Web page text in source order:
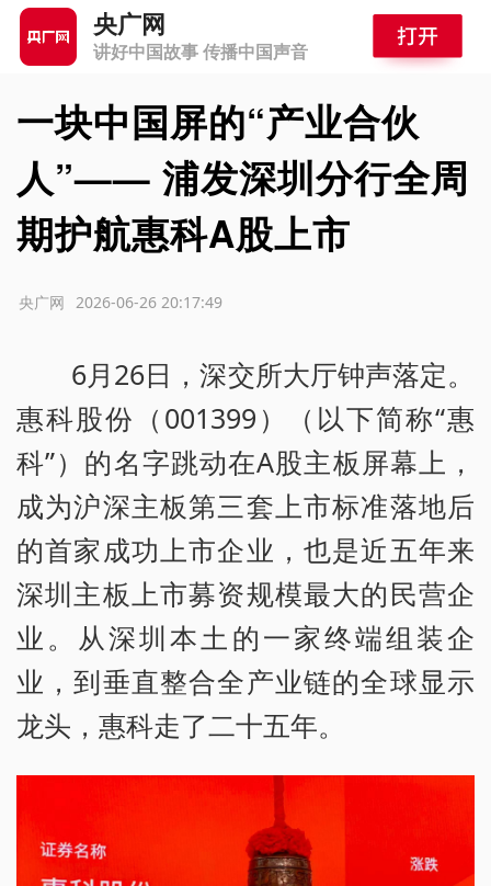
央广网
讲好中国故事 传播中国声音
一块中国屏的“产业合伙
人”—— 浦发深圳分行全周
期护航惠科A股上市
2026-06-26 20:17:49
央广网
6月26日，深交所大厅钟声落定。
惠科股份（001399）（以下简称“惠
科”）的名字跳动在A股主板屏幕上，
成为沪深主板第三套上市标准落地后
的首家成功上市企业，也是近五年来
深圳主板上市募资规模最大的民营企
业。从深圳本土的一家终端组装企
业，到垂直整合全产业链的全球显示
龙头，惠科走了二十五年。